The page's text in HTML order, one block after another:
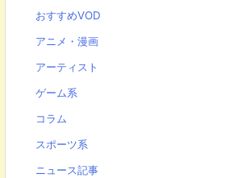
おすすめVOD
アニメ・漫画
アーティスト
ゲーム系
コラム
スポーツ系
ニュース記事